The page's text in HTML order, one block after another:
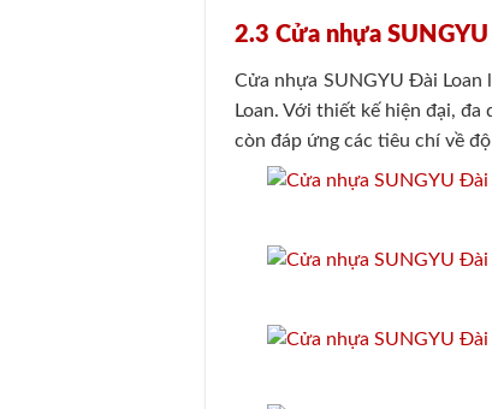
2.3 Cửa nhựa
Cửa nhựa SUNGYU Đài
Loan. Với thiết kế hiện đại, đa
còn đáp ứng các tiêu chí về